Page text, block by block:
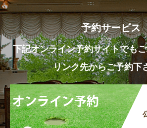
予約サービス
下記オンライン予約サイトでも
リンク先からご予約下